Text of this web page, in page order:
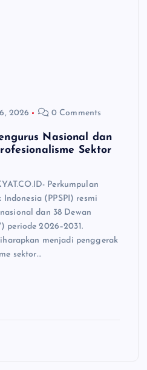
2026 0 Comments
Nasional dan
Sektor
Perkumpulan
(PPSPI) resmi
dan 38 Dewan
periode 2026–2031.
menjadi penggerak
sektor…